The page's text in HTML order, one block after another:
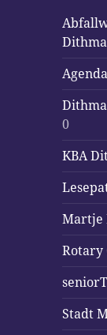
0
KBA
Martje
Rotary
Stadt